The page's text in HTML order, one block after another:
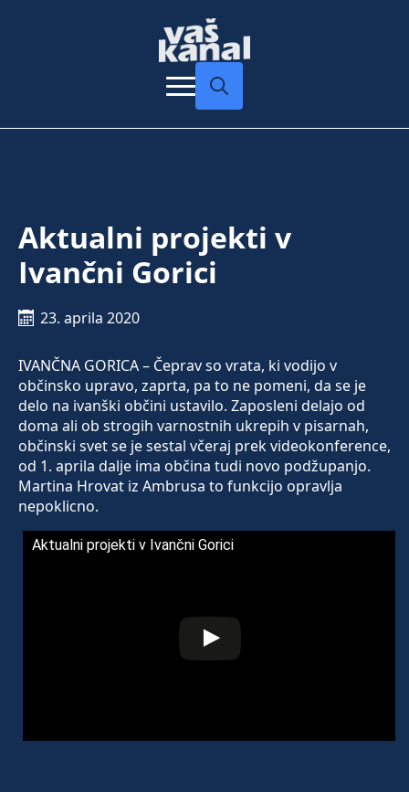
Aktualni projekti v
Ivančni Gorici
23. aprila 2020
IVANČNA GORICA – Čeprav so vrata, ki vodijo v
občinsko upravo, zaprta, pa to ne pomeni, da se je
delo na ivanški občini ustavilo. Zaposleni delajo od
doma ali ob strogih varnostnih ukrepih v pisarnah,
občinski svet se je sestal včeraj prek videokonference,
od 1. aprila dalje ima občina tudi novo podžupanjo.
Martina Hrovat iz Ambrusa to funkcijo opravlja
nepoklicno.
Aktualni projekti v Ivančni Gorici